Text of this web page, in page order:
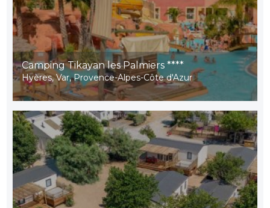
Camping Tikayan les Palmiers ****
Hyères, Var, Provence-Alpes-Côte d'Azur